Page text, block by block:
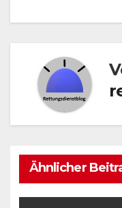
Ähnlicher